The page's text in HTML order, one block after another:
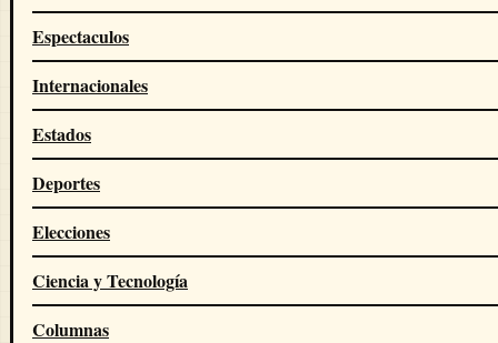
Espectaculos
Internacionales
Estados
Deportes
Elecciones
Ciencia y Tecnología
Columnas